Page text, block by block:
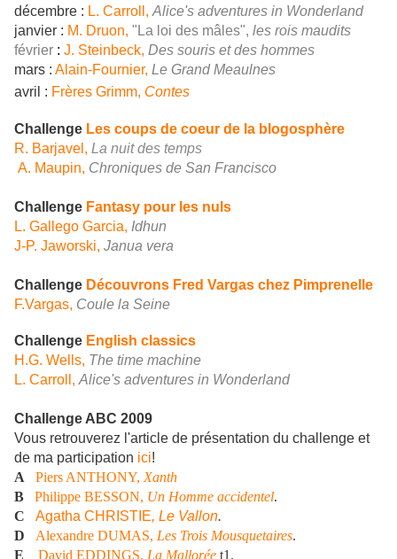
décembre : L. Carroll, Alice's adventures in Wonderland
janvier : M. Druon, "La loi des mâles", les rois maudits
février : J. Steinbeck, Des souris et des hommes
mars : Alain-Fournier, Le Grand Meaulnes
avril : Frères Grimm, Contes
Challenge Les coups de coeur de la blogosphère
R. Barjavel, La nuit des temps
A. Maupin, Chroniques de San Francisco
Challenge Fantasy pour les nuls
L. Gallego Garcia, Idhun
J-P. Jaworski, Janua vera
Challenge Découvrons Fred Vargas chez Pimprenelle
F.Vargas, Coule la Seine
Challenge English classics
H.G. Wells, The time machine
L. Carroll, Alice's adventures in Wonderland
Challenge ABC 2009
Vous retrouverez l'article de présentation du challenge et
de ma participation ici!
A
Piers ANTHONY, Xanth
B
Philippe BESSON, Un Homme accidentel.
C
Agatha CHRISTIE, Le Vallon.
D
Alexandre DUMAS, Les Trois Mousquetaires.
E
David EDDINGS, La Mallorée t1.